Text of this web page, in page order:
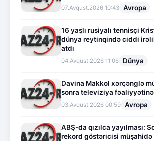
07.Avqust.2026 10:43 Avropa
16 yaşlı rusiyalı tennisçi
dünya reytinqində ciddi
atdı
04.Avqust.2026 11:06 Dünya
Davina Makkol xərçənglə
sonra televiziya
03.Avqust.2026 00:59 Avropa
ABŞ-da qızılca yayılması:
rekord göstəricisi müşahidə